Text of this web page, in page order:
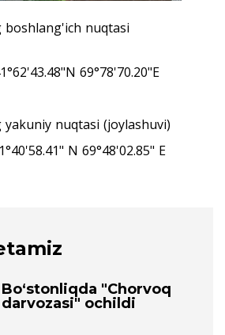
nuqtasi
69°78'70.20"E
nuqtasi (joylashuvi)
N 69°48'02.85" E
Bo‘stonliqda "Chorvoq
darvozasi" ochildi